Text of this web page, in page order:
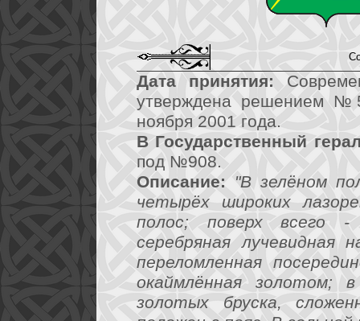
Дата принятия:
утверждена решением
ноября 2001 года.
В Государственный
под №908.
Описание:
"В зелёном
четырёх широких
полос; поверх всего -
серебряная лучевидная
переломленная
окаймлённая
золотых бруска,